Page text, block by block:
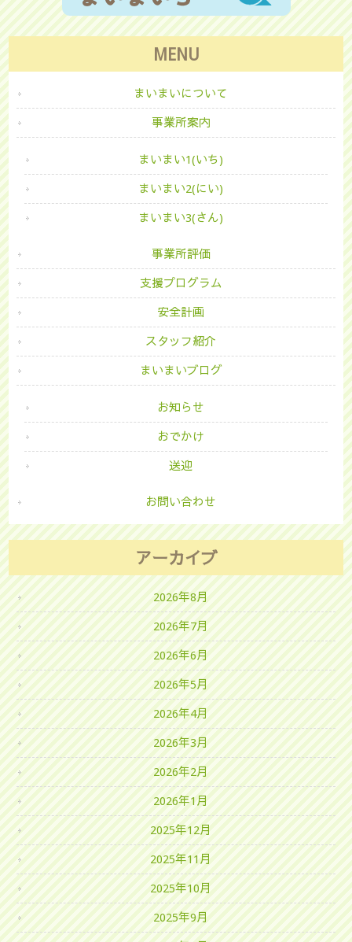
MENU
まいまいについて
事業所案内
まいまい1(いち)
まいまい2(にい)
まいまい3(さん)
事業所評価
支援プログラム
安全計画
スタッフ紹介
まいまいブログ
お知らせ
おでかけ
送迎
お問い合わせ
アーカイブ
2026年8月
2026年7月
2026年6月
2026年5月
2026年4月
2026年3月
2026年2月
2026年1月
2025年12月
2025年11月
2025年10月
2025年9月